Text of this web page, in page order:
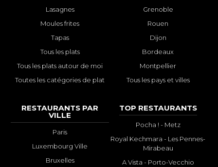
Lasagnes
Moules frites
Tapas
Tous les plats
Tous les plats autour de moi
Toutes les catégories de plat
Grenoble
Rouen
Dijon
Bordeaux
Montpellier
Tous les pays et villes
RESTAURANTS PAR
VILLE
Paris
Luxembourg Ville
Bruxelles
TOP RESTAURANTS
Pocha ! - Metz
Royal Kechmara - Les Pennes-
Mirabeau
A Vista - Porto-Vecchio